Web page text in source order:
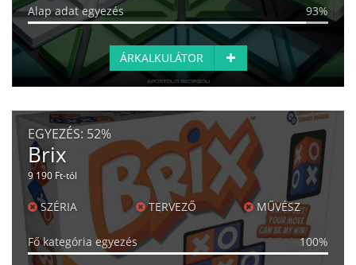
Alap adat egyezés 93%
ÁRKALKULÁTOR
EGYEZÉS: 52%
Brix
9 190 Ft-tól
SZÉRIA TERVEZŐ MŰVÉSZ
Fő kategória egyezés 100%